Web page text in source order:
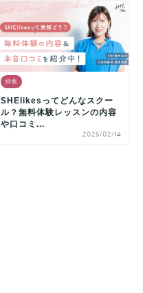
特集
SHElikesってどんなスクー
ル？無料体験レッスンの内容
や口コミ...
2025/02/14